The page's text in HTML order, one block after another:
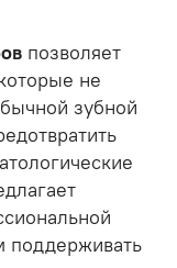
позволяет
не
зубной
поддерживать